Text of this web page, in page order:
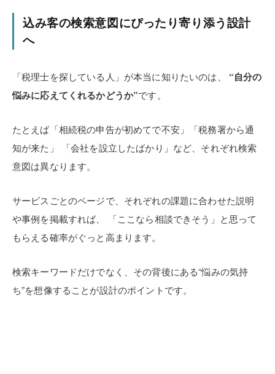
込み客の検索意図にぴったり寄り添う設計
へ
「税理士を探している人」が本当に知りたいのは、
“自分の
悩みに応えてくれるかどうか”です。
たとえば「相続税の申告が初めてで不安」「税務署から通
知が来た」
「会社を設立したばかり」など、それぞれ検索
意図は異なります。
サービスごとのページで、それぞれの課題に合わせた説明
や事例を掲載すれば、
「ここなら相談できそう」と思って
もらえる確率がぐっと高まります。
検索キーワードだけでなく、その背後にある“悩みの気持
ち”を想像することが設計のポイントです。